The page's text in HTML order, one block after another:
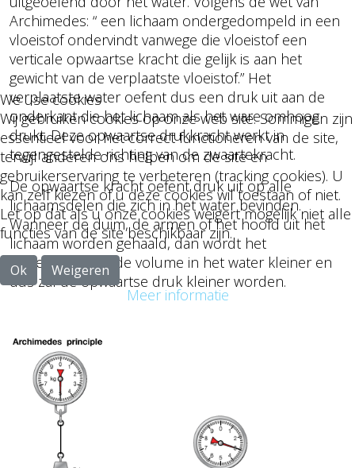
Archimedes: “ een lichaam ondergedompeld in een
vloeistof ondervindt vanwege die vloeistof een
verticale opwaartse kracht die gelijk is aan het
gewicht van de verplaatste vloeistof.” Het
verplaatste water oefent dus een druk uit aan de
onderkant die het lichaam als het ware omhoog
drukt. Deze opwaartse drukkracht werkt in
tegengestelde richting van de zwaartekracht.
De opwaartse kracht oefent druk uit op alle
lichaamsdelen die zich in het water bevinden.
Wanneer de duim, de armen of het hoofd uit het
lichaam worden gehaald, dan wordt het
ondergedompelde volume in het water kleiner en
dus zal de opwaartse druk kleiner worden.
We use cookies
Wij gebruiken cookies op onze web site. Sommigen zijn
essentieel voor het correct functioneren van de site,
terwijl anderen ons helpen om de site en
gebruikerservaring te verbeteren (tracking cookies). U
kan zelf kiezen of u deze cookies wil toestaan of niet.
Let op dat als u onze cookies weigert mogelijk niet alle
functies van de site beschikbaar zijn.
Ok Weigeren
Meer informatie